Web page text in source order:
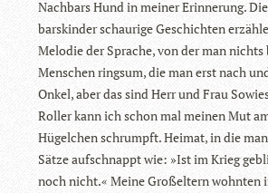
Nach­bars Hund in mei­ner Erin­ne­rung.
bars­kin­der schau­rige Geschich­ten
Melo­die der Spra­che, von der man
Men­schen ringsum, die man erst nach
Onkel, aber das sind Herr und Frau
Rol­ler kann ich schon mal mei­nen Mut
Hügel­chen schrumpft. Hei­mat, in die
Sätze auf­schnappt wie: »Ist im Krieg
noch nicht.« Meine Groß­el­tern wohn­ten